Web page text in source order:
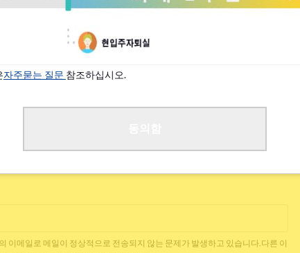
메일로 메일이 정상적으로 전송되지 않는 문제가 발생하고 있습니다.다른 이
자주묻는 질문 참조하십시오.